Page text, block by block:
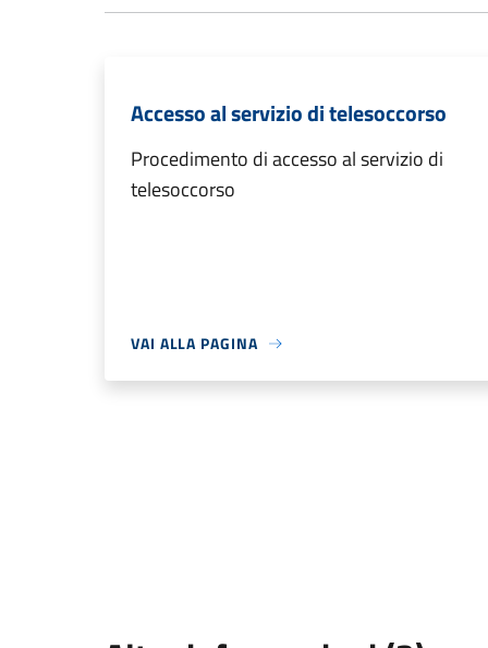
Accesso al servizio di telesoccorso
Procedimento di accesso al servizio di
telesoccorso
VAI ALLA PAGINA